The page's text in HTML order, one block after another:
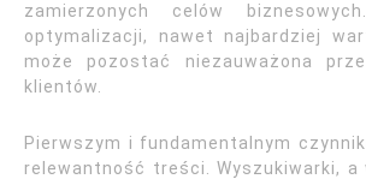
zamierzonych celów
optymalizacji, nawet najbardziej
może pozostać niezauważona
klientów.
Pierwszym i fundamentalnym
relewantność treści. Wyszukiwarki, a